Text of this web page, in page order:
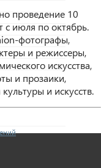
проведение 10
с июля по октябрь.
фотографы,
и режиссеры,
искусства,
и прозаики,
и искусств.